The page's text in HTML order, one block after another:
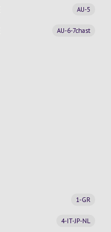
AU-5
AU-6-7chast
1-GR
4-IT-JP-NL